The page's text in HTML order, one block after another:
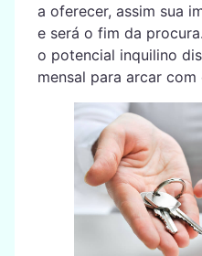
a oferecer, assim sua
e será o fim da
o potencial inquilino
mensal para arcar